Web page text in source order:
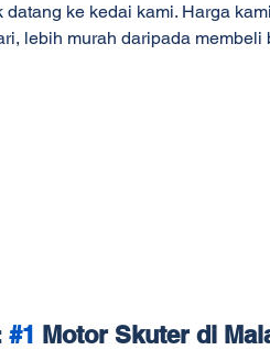
ke kedai kami. Harga
lebih murah daripada membeli
#1 Motor Skuter di